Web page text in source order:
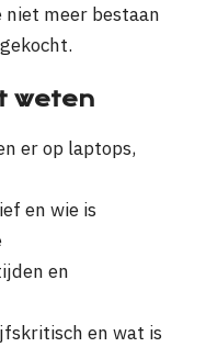
niet meer bestaan
weten
er op laptops,
en wie is
en
en wat is